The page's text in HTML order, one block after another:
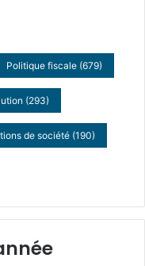
Politique fiscale (679)
(293)
de société (190)